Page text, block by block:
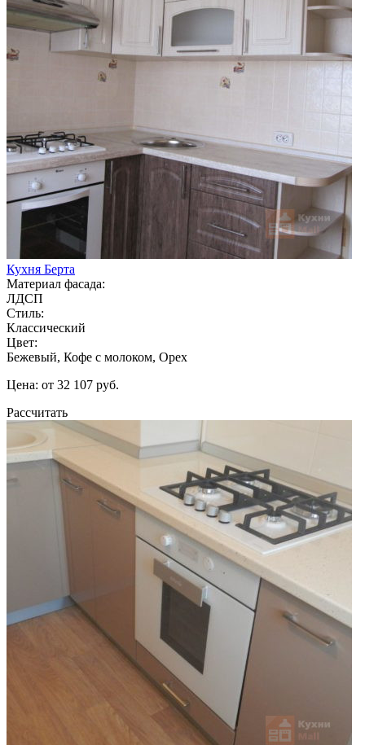
Кухня Берта
Материал фасада:
ЛДСП
Стиль:
Классический
Цвет:
Бежевый, Кофе с молоком, Орех
Цена: от 32 107 руб.
Рассчитать